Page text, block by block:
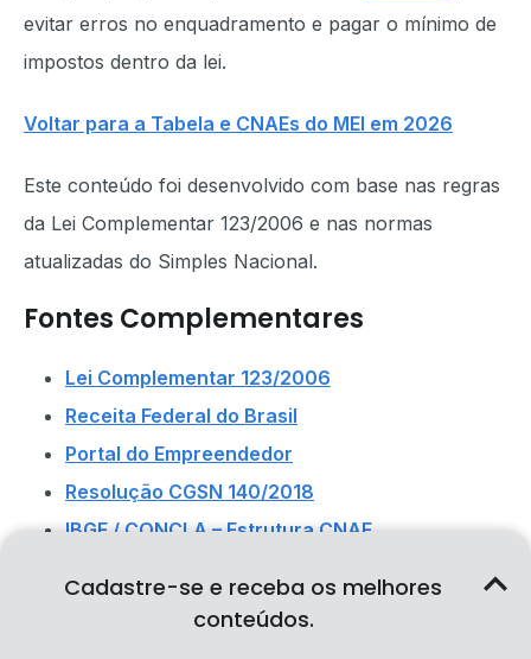
evitar erros no enquadramento e pagar o mínimo de
impostos dentro da lei.
Voltar para a Tabela e CNAEs do MEI em 2026
Este conteúdo foi desenvolvido com base nas regras
da Lei Complementar 123/2006 e nas normas
atualizadas do Simples Nacional.
Fontes Complementares
Lei Complementar 123/2006
Receita Federal do Brasil
Portal do Empreendedor
Resolução CGSN 140/2018
IBGE / CONCLA – Estrutura CNAE
Cadastre-se e receba os melhores
conteúdos.